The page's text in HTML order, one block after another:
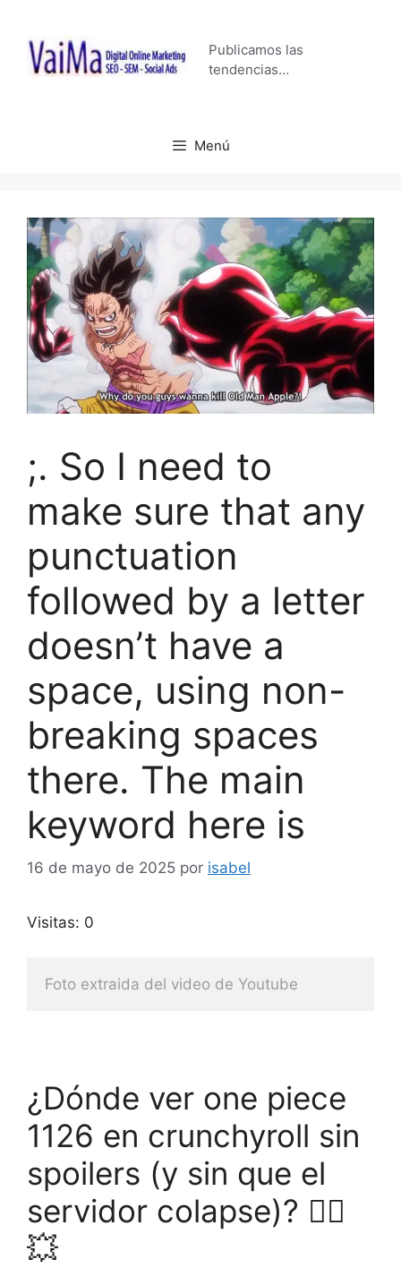
contenido
Publicamos las
tendencias…
Menú
;. So I need to
make sure that any
punctuation
followed by a letter
doesn’t have a
space, using non-
breaking spaces
there. The main
keyword here is
16 de mayo de 2025 por isabel
Visitas: 0
Foto extraida del video de Youtube
¿Dónde ver one piece
1126 en crunchyroll sin
spoilers (y sin que el
servidor colapse)? 🏴‍☠️
💥